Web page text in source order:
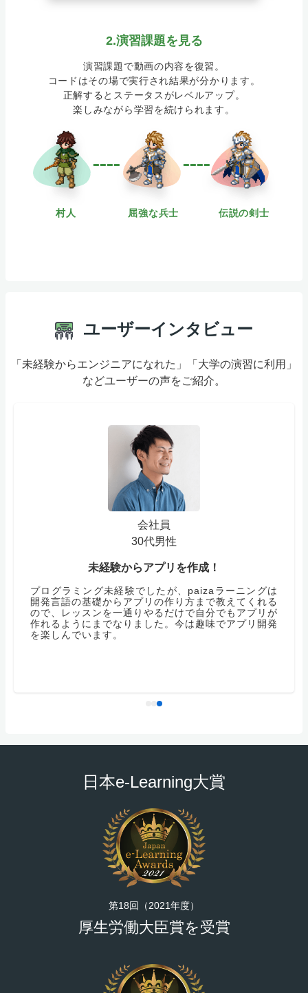
2.演習課題を見る
演習課題で動画の内容を復習。
コードはその場で実行され結果が分かります。
正解するとステータスがレベルアップ。
楽しみながら学習を続けられます。
村人 屈強な兵士 伝説の剣士
ユーザーインタビュー
「未経験からエンジニアになれた」「大学の演習に利用」
などユーザーの声をご紹介。
会社員
30代男性
未経験からアプリを作成！
プログラミング未経験でしたが、paizaラーニングは
開発言語の基礎からアプリの作り方まで教えてくれる
ので、レッスンを一通りやるだけで自分でもアプリが
作れるようにまでなりました。今は趣味でアプリ開発
を楽しんでいます。
日本e-Learning大賞
第18回（2021年度）
厚生労働大臣賞を受賞